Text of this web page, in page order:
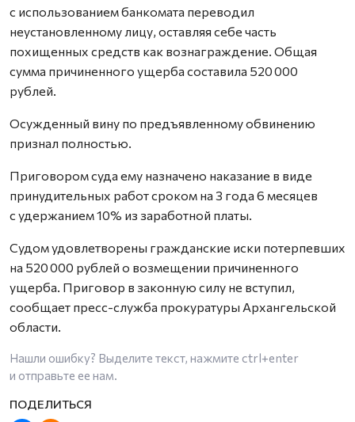
с использованием банкомата переводил
неустановленному лицу, оставляя себе часть
похищенных средств как вознаграждение. Общая
сумма причиненного ущерба составила 520 000
рублей.
Осужденный вину по предъявленному обвинению
признал полностью.
Приговором суда ему назначено наказание в виде
принудительных работ сроком на 3 года 6 месяцев
с удержанием 10% из заработной платы.
Судом удовлетворены гражданские иски потерпевших
на 520 000 рублей о возмещении причиненного
ущерба. Приговор в законную силу не вступил,
сообщает пресс-служба прокуратуры Архангельской
области.
Нашли ошибку? Выделите текст, нажмите ctrl+enter
и отправьте ее нам.